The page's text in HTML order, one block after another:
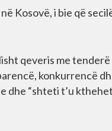
Kosovë, i bie që
qeveris me tenderë
konkurrencë
dhe “shteti t’u